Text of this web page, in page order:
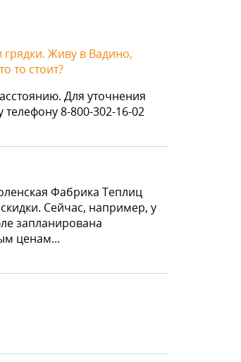
грядки. Живу в Вадино,
то стоит?
Для уточнения
8-800-302-16-02
Фабрика Теплиц
Сейчас, например, у
запланирована
ценам...